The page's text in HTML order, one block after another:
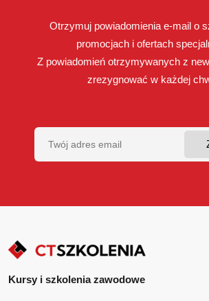
Otrzymuj powiadomienia e-mail o
promocjach i ofertach
Z powiadomień otrzymywanych z
zrezygnować w każdej
Kursy i szkolenia zawodowe